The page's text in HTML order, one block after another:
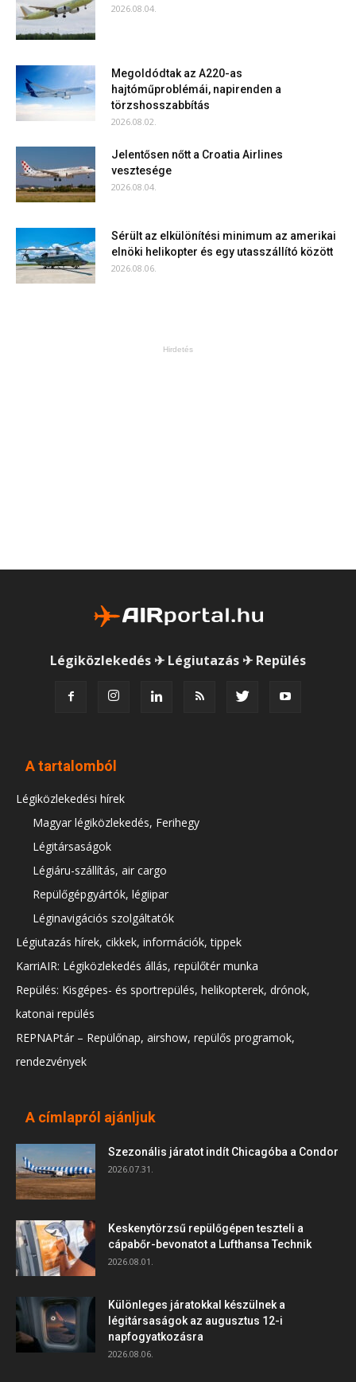
2026.08.04.
Megoldódtak az A220-as
hajtóműproblémái, napirenden a
törzshosszabbítás
2026.08.02.
Jelentősen nőtt a Croatia Airlines
vesztesége
2026.08.04.
Sérült az elkülönítési minimum az amerikai
elnöki helikopter és egy utasszállító között
2026.08.06.
Hirdetés
Légiközlekedés ✈ Légiutazás ✈ Repülés
A tartalomból
Légiközlekedési hírek
Magyar légiközlekedés, Ferihegy
Légitársaságok
Légiáru-szállítás, air cargo
Repülőgépgyártók, légiipar
Léginavigációs szolgáltatók
Légiutazás hírek, cikkek, információk, tippek
KarriAIR: Légiközlekedés állás, repülőtér munka
Repülés: Kisgépes- és sportrepülés, helikopterek, drónok,
katonai repülés
REPNAPtár – Repülőnap, airshow, repülős programok,
rendezvények
A címlapról ajánljuk
Szezonális járatot indít Chicagóba a Condor
2026.07.31.
Keskenytörzsű repülőgépen teszteli a
cápabőr-bevonatot a Lufthansa Technik
2026.08.01.
Különleges járatokkal készülnek a
légitársaságok az augusztus 12-i
napfogyatkozásra
2026.08.06.